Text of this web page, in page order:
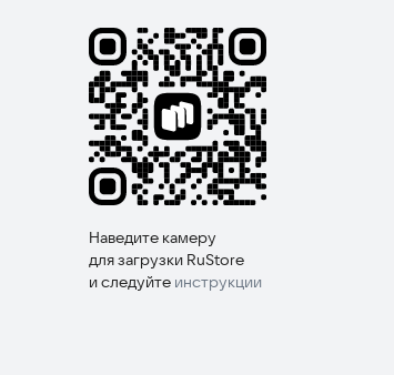
Наведите камеру
для загрузки RuStore
и следуйте инструкции